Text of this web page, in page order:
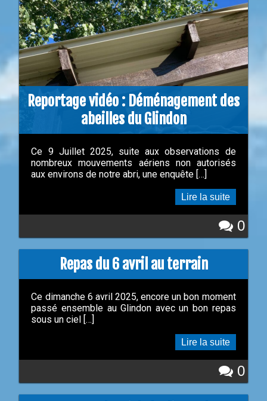
Reportage vidéo : Déménagement des
abeilles du Glindon
Ce 9 Juillet 2025, suite aux observations de
nombreux mouvements aériens non autorisés
aux environs de notre abri, une enquête […]
Lire la suite
0
Repas du 6 avril au terrain
Ce dimanche 6 avril 2025, encore un bon moment
passé ensemble au Glindon avec un bon repas
sous un ciel […]
Lire la suite
0